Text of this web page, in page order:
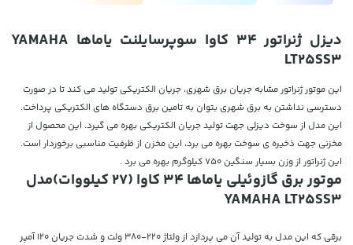
دیزل ژنراتور 34 کاوا سوپرسایلنت یاماها YAMAHA
LT25SS3
این موتور ژنراتور مشابه جریان برق شهری، جریان الکتریکی تولید می کند تا در صورت
دسترسی نداشتن به برق شهری بتوان به تامین برق دستگاه های الکتریکی پرداخت.
این مدل از سوخت دیزلی جهت تولید جریان الکتریکی بهره می گیرد. این محصول از
مخزنی جهت ذخیره ی سوخت بهره می برد، این مخزن از ظرفیت مناسبی برخوردار است.
این ژنراتور از وزن بسیار سنگین 750 کیلوگرم بهره می برد .
موتور برق گازوئیلی یاماها 34 کاوا (27 کیلووات)مدل
YAMAHA LT25SS3
برقی که این مدل به تولید آن می پردازد از ولتاژ 220-380 ولت و شدت جریان 120 آمپر